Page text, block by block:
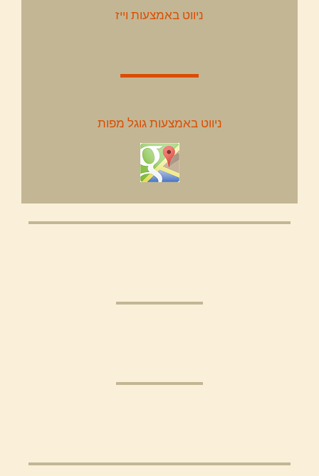
ניווט באמצעות וייז
ניווט באמצעות גוגל מפות